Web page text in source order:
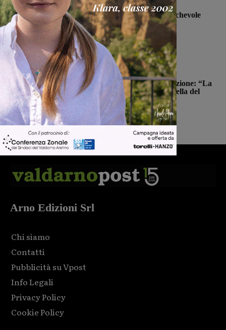
Calcio
Il Montevarchi affronta in amichevole
l’Ancona
Michele Bossini - 8 Agosto 2026
Politica
Reggello, i consiglieri di opposizione: “La
TARI 2026 resta più alta di quella del
2022”
Monica Campani - 8 Agosto 2026
Arno Edizioni Srl
Chi siamo
Contatti
Pubblicità su Vpost
Info Legali
Privacy Policy
Cookie Policy